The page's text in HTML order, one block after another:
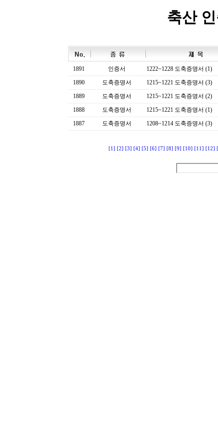
축산
1891 인증서
1222~1228 도축증명서 (1)
1890
도축증명서
1215~1221 도축증명서 (3)
1889
도축증명서
1215~1221 도축증명서 (2)
1888
도축증명서
1215~1221 도축증명서 (1)
1887
도축증명서 1208~1214 도축증명서 (3)
[1] [2] [3] [4] [5] [6] [7] [8] [9] [10] [11] [12]